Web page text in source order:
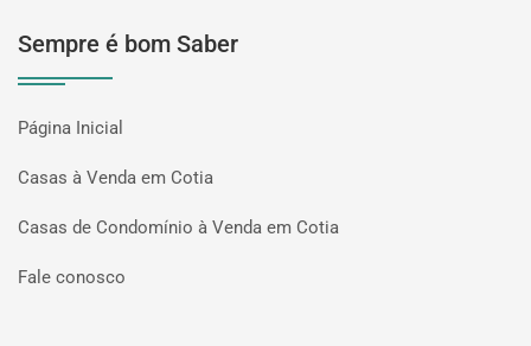
Sempre é bom Saber
Página Inicial
Casas à Venda em Cotia
Casas de Condomínio à Venda em Cotia
Fale conosco